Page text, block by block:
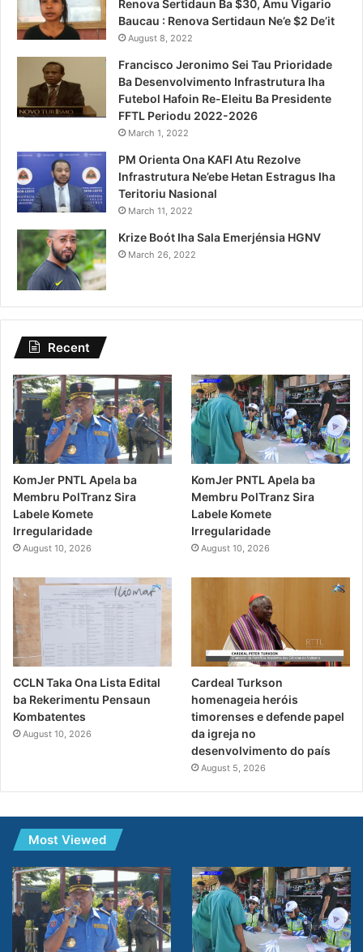
Renova Sertidaun Ba $30, Amu Vigario
Baucau : Renova Sertidaun Ne’e $2 De’it
August 8, 2022
Francisco Jeronimo Sei Tau Prioridade
Ba Desenvolvimento Infrastrutura Iha
Futebol Hafoin Re-Eleitu Ba Presidente
FFTL Periodu 2022-2026
March 1, 2022
PM Orienta Ona KAFI Atu Rezolve
Infrastrutura Ne’ebe Hetan Estragus Iha
Teritoriu Nasional
March 11, 2022
Krize Boót Iha Sala Emerjénsia HGNV
March 26, 2022
Recent
KomJer PNTL Apela ba
Membru PolTranz Sira
Labele Komete
Irregularidade
August 10, 2026
KomJer PNTL Apela ba
Membru PolTranz Sira
Labele Komete
Irregularidade
August 10, 2026
CCLN Taka Ona Lista Edital
ba Rekerimentu Pensaun
Kombatentes
August 10, 2026
Cardeal Turkson
homenageia heróis
timorenses e defende papel
da igreja no
desenvolvimento do país
August 5, 2026
Most Viewed